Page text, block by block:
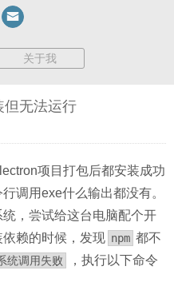
关于我
但无法运行
项目打包后都安装成功
调用exe什么输出都没有。
，尝试给这台电脑配个开
赖的时候，发现 npm 都不
调用失败
，执行以下命令